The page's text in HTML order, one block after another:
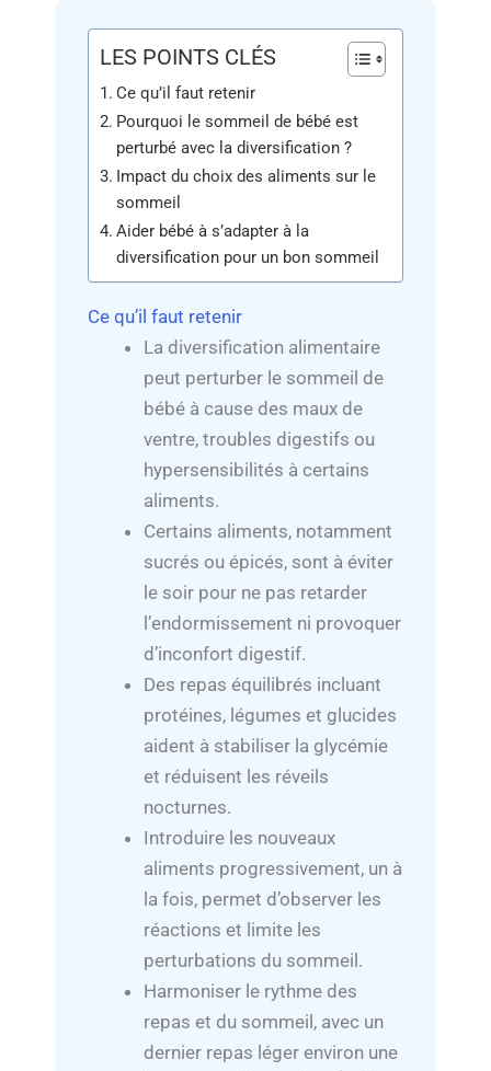
LES POINTS CLÉS
Ce qu’il faut retenir
Pourquoi le sommeil de bébé est
perturbé avec la diversification ?
Impact du choix des aliments sur le
sommeil
Aider bébé à s’adapter à la
diversification pour un bon sommeil
Ce qu’il faut retenir
La diversification alimentaire
peut perturber le sommeil de
bébé à cause des maux de
ventre, troubles digestifs ou
hypersensibilités à certains
aliments.
Certains aliments, notamment
sucrés ou épicés, sont à éviter
le soir pour ne pas retarder
l’endormissement ni provoquer
d’inconfort digestif.
Des repas équilibrés incluant
protéines, légumes et glucides
aident à stabiliser la glycémie
et réduisent les réveils
nocturnes.
Introduire les nouveaux
aliments progressivement, un à
la fois, permet d’observer les
réactions et limite les
perturbations du sommeil.
Harmoniser le rythme des
repas et du sommeil, avec un
dernier repas léger environ une